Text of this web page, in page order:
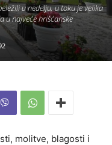
u nedelju, u toku je velika
u najveće hrišćanske
molitve, blagosti i